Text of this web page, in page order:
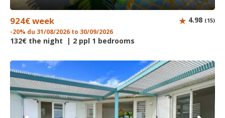
924€ week
-20% du 31/08/2026 to 30/09/2026
132€ the night | 2 ppl 1 bedrooms
4.98 (15)